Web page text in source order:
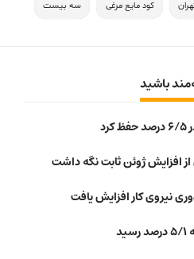
کود مایع مرغی سه بیست
باشید
افزایش ژوئن ثابت نگه داشت
نیروی کار افزایش یافت